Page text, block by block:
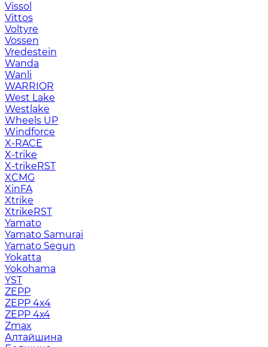
Vissol
Vittos
Voltyre
Vossen
Vredestein
Wanda
Wanli
WARRIOR
West Lake
Westlake
Wheels UP
Windforce
X-RACE
X-trike
X-trikeRST
XCMG
XinFA
Xtrike
XtrikeRST
Yamato
Yamato Samurai
Yamato Segun
Yokatta
Yokohama
YST
ZEPP
ZEPP 4x4
ZEPP 4х4
Zmax
Алтайшина